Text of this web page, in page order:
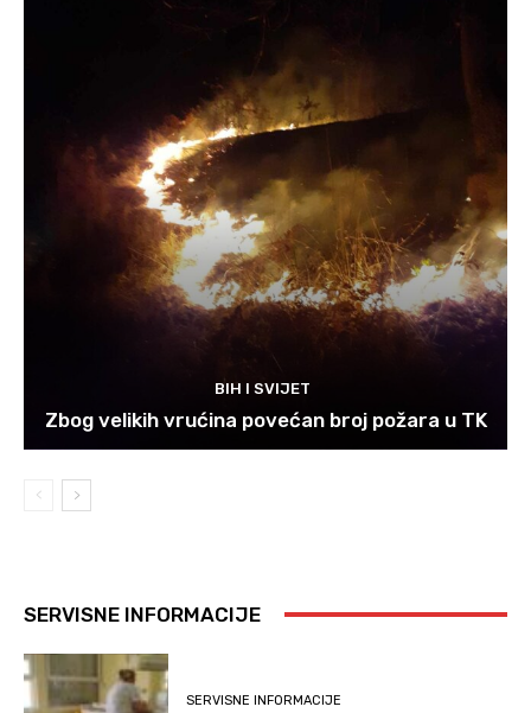
BIH I SVIJET
Zbog velikih vrućina povećan broj požara u TK
SERVISNE INFORMACIJE
SERVISNE INFORMACIJE